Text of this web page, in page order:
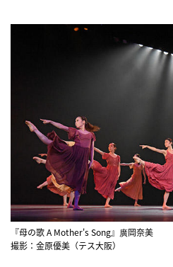
『母の歌 A Mother's Song』廣岡奈美
撮影：金原優美（テス大阪）